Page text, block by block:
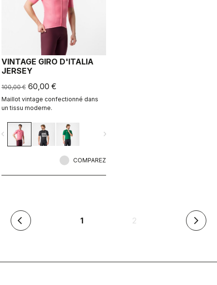
VINTAGE GIRO D'ITALIA
JERSEY
100,00 € 60,00 €
Maillot vintage confectionné dans
un tissu moderne.
navigate_next
COMPAREZ
arrow_back_ios 1(en
2 arrow_forward_ios